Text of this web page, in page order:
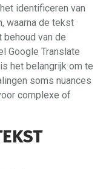
identificeren van
waarna de tekst
van de
Google Translate
het belangrijk om te
soms nuances
complexe of